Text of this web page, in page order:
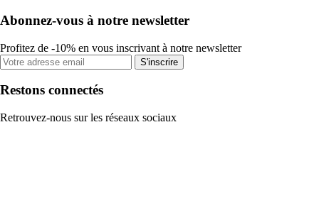
Abonnez-vous à notre newsletter
Profitez de -10% en vous inscrivant à notre newsletter
S'inscrire
Restons connectés
Retrouvez-nous sur les réseaux sociaux